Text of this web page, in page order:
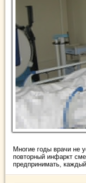
Многие годы врачи не
повторный инфаркт
предпринимать,